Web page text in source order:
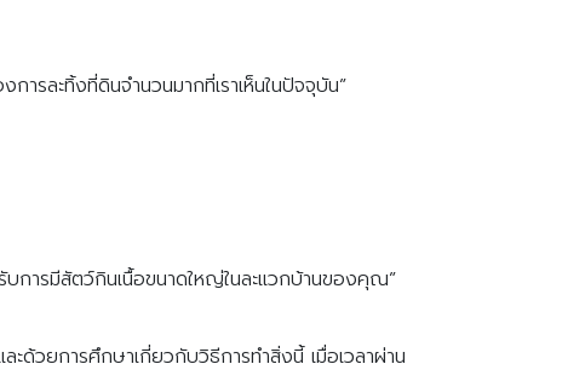
ารละทิ้งที่ดินจำนวนมากที่เราเห็นในปัจจุบัน”
ารมีสัตว์กินเนื้อขนาดใหญ่ในละแวกบ้านของคุณ”
วยการศึกษาเกี่ยวกับวิธีการทำสิ่งนี้ เมื่อเวลาผ่าน